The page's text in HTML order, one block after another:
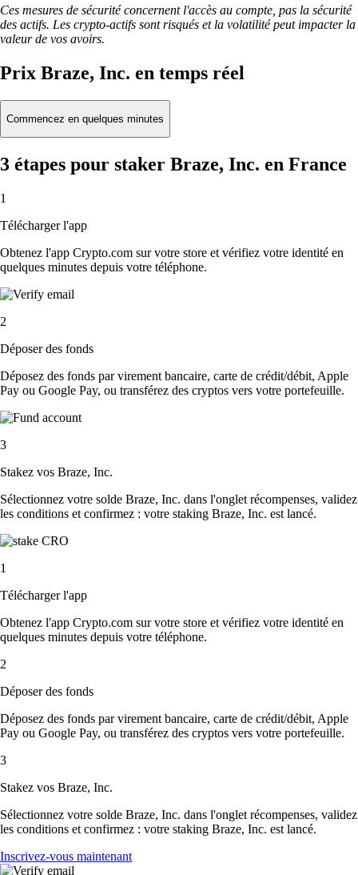
Ces mesures de sécurité concernent l'accès au compte, pas la sécurité
des actifs. Les crypto-actifs sont risqués et la volatilité peut impacter la
valeur de vos avoirs.
Prix Braze, Inc. en temps réel
Commencez en quelques minutes
3 étapes pour staker Braze, Inc. en France
1
Télécharger l'app
Obtenez l'app Crypto.com sur votre store et vérifiez votre identité en
quelques minutes depuis votre téléphone.
2
Déposer des fonds
Déposez des fonds par virement bancaire, carte de crédit/débit, Apple
Pay ou Google Pay, ou transférez des cryptos vers votre portefeuille.
3
Stakez vos Braze, Inc.
Sélectionnez votre solde Braze, Inc. dans l'onglet récompenses, validez
les conditions et confirmez : votre staking Braze, Inc. est lancé.
1
Télécharger l'app
Obtenez l'app Crypto.com sur votre store et vérifiez votre identité en
quelques minutes depuis votre téléphone.
2
Déposer des fonds
Déposez des fonds par virement bancaire, carte de crédit/débit, Apple
Pay ou Google Pay, ou transférez des cryptos vers votre portefeuille.
3
Stakez vos Braze, Inc.
Sélectionnez votre solde Braze, Inc. dans l'onglet récompenses, validez
les conditions et confirmez : votre staking Braze, Inc. est lancé.
Inscrivez-vous maintenant